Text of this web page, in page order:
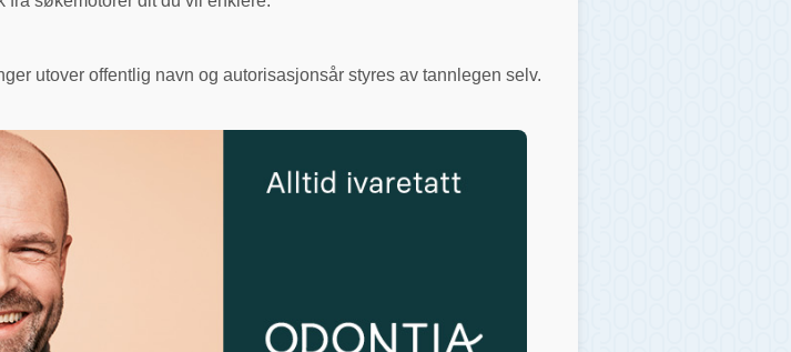
utover offentlig navn og autorisasjonsår styres av tannlegen selv.